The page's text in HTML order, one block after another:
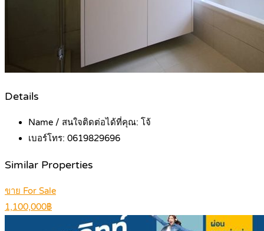
Details
Name / สนใจติดต่อได้ที่คุณ: โจ้
เบอร์โทร: 0619829696
Similar Properties
ขาย For Sale
1,100,000฿